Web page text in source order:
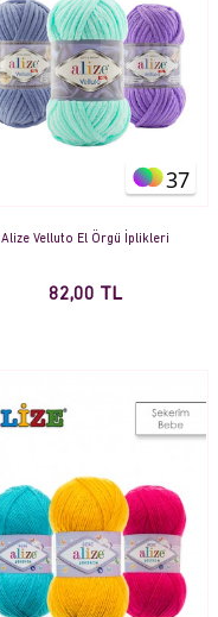
37
Alize Velluto El Örgü İplikleri
82,00 TL